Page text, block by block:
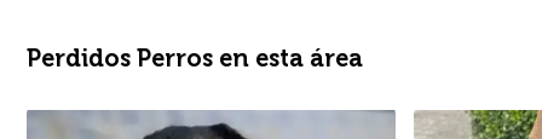
Perdidos Perros en esta área